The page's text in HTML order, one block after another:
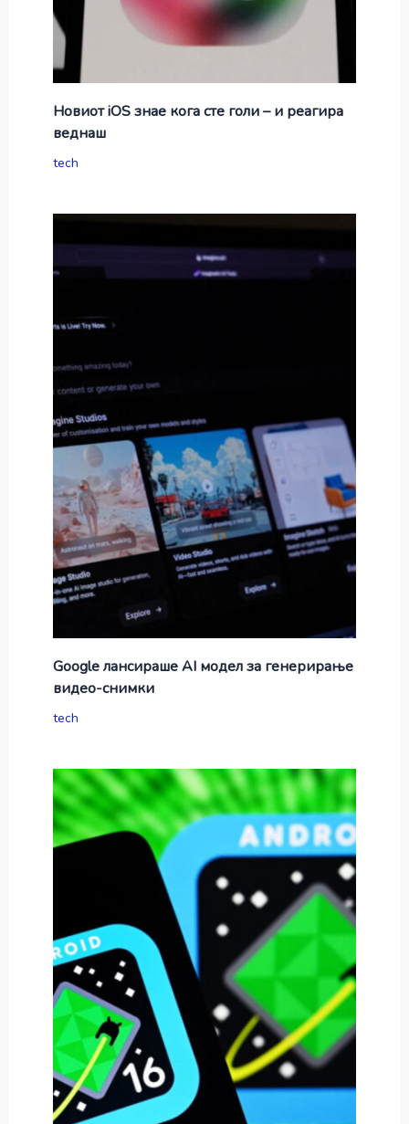
Новиот iOS знае кога сте голи – и реагира
веднаш
tech
Google лансираше AI модел за генерирање
видео-снимки
tech